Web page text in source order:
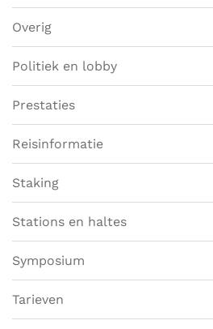
Overig
Politiek en lobby
Prestaties
Reisinformatie
Staking
Stations en haltes
Symposium
Tarieven